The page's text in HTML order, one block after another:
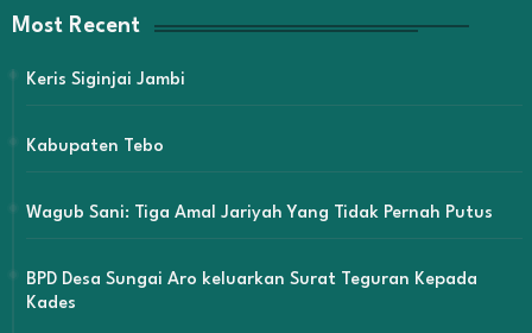
Most Recent
Keris Siginjai Jambi
Kabupaten Tebo
Wagub Sani: Tiga Amal Jariyah Yang Tidak Pernah Putus
BPD Desa Sungai Aro keluarkan Surat Teguran Kepada
Kades